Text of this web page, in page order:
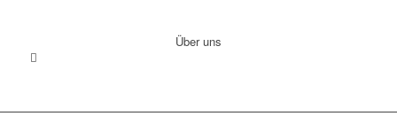
Über uns